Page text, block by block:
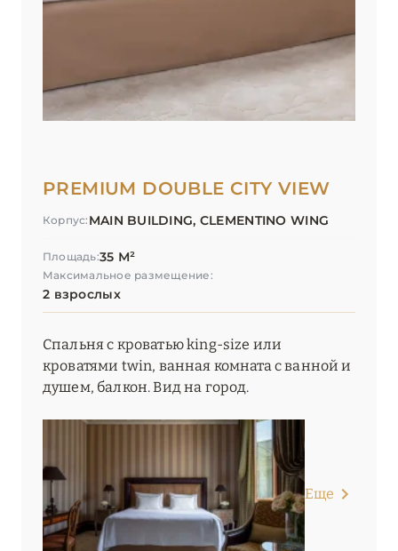
PREMIUM DOUBLE CITY VIEW
Корпус: MAIN BUILDING, CLEMENTINO WING
Площадь:35 М²
Максимальное размещение:
2 взрослых
Спальня с кроватью king-size или
кроватями twin, ванная комната с ванной и
душем, балкон. Вид на город.
Еще